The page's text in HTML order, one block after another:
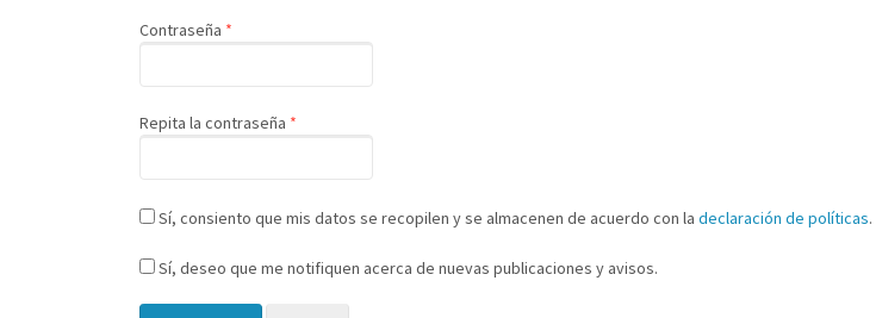
Contraseña *
Repita la contraseña *
Sí, consiento que mis datos se recopilen y se almacenen de acuerdo con la declaración de políticas.
Sí, deseo que me notifiquen acerca de nuevas publicaciones y avisos.